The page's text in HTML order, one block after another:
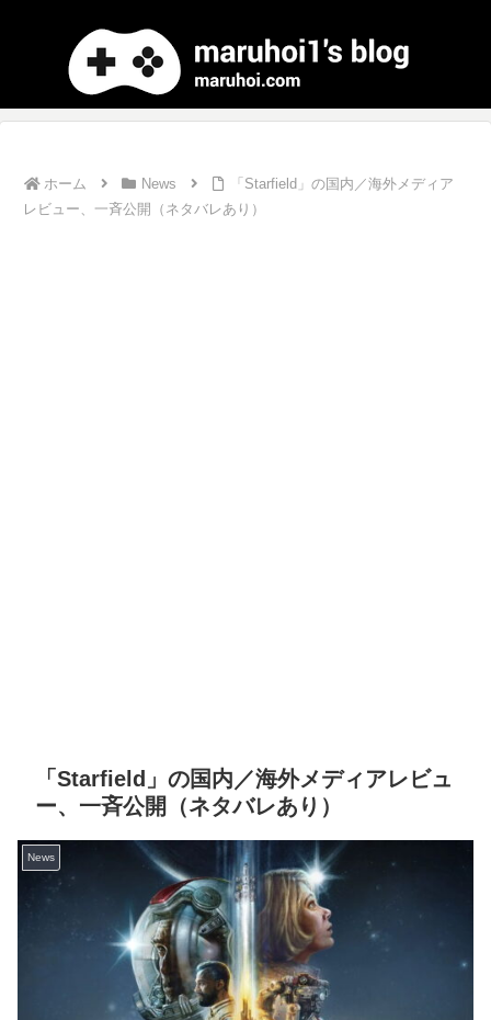
ホーム News
「Starfield」の国内／海外メディア
レビュー、一斉公開（ネタバレあり）
「Starfield」の国内／海外メディアレビュ
ー、一斉公開（ネタバレあり）
News